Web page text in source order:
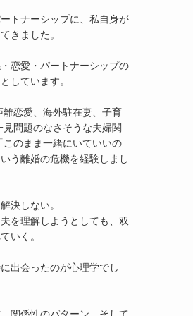
トナーシップに、私自身が
きました。
恋愛・パートナーシップの
しています。
恋愛、海外駐在妻、子育
見問題のなさそうな夫婦関
のまま一緒にいていいの
う離婚の危機を経験しまし
決しない。
を理解しようとしても、双
いく。
出会ったのが心理学でし
関係性のパターン、そして